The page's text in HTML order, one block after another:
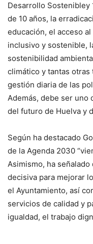
Desarrollo Sostenibley
de 10 años, la
educación, el acceso
inclusivo y sostenible,
sostenibilidad
climático y tantas
gestión diaria de las
Además, debe ser uno
del futuro de Huelva y
Según ha destacado
de la Agenda 2030
Asimismo, ha
decisiva para mejorar
el Ayuntamiento, así
servicios de calidad y
igualdad, el trabajo